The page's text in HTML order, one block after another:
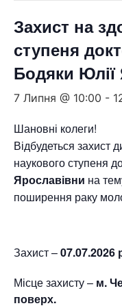
Захист на
ступеня
Бодяки Юлії
7 Липня @ 10:00 -
Шановні колеги!
Відбудеться захист
наукового ступеня
Ярославівни на
поширення раку
Захист –07.07.2026
Місце захисту – м.
поверх.